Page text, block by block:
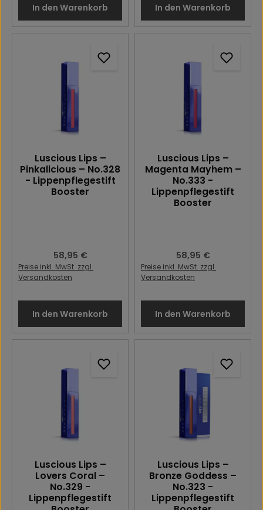
In den Warenkorb In den Warenkorb
Luscious Lips –
Pinkalicious – No.328
- Lippenpflegestift
Booster
Regulärer Preis:
58,95 €
Preise inkl. MwSt. zzgl.
Versandkosten
In den Warenkorb
Luscious Lips –
Magenta Mayhem –
No.333 -
Lippenpflegestift
Booster
Regulärer Preis:
58,95 €
Preise inkl. MwSt. zzgl.
Versandkosten
In den Warenkorb
Luscious Lips –
Lovers Coral –
No.329 -
Lippenpflegestift
Luscious Lips –
Bronze Goddess –
No.323 -
Lippenpflegestift